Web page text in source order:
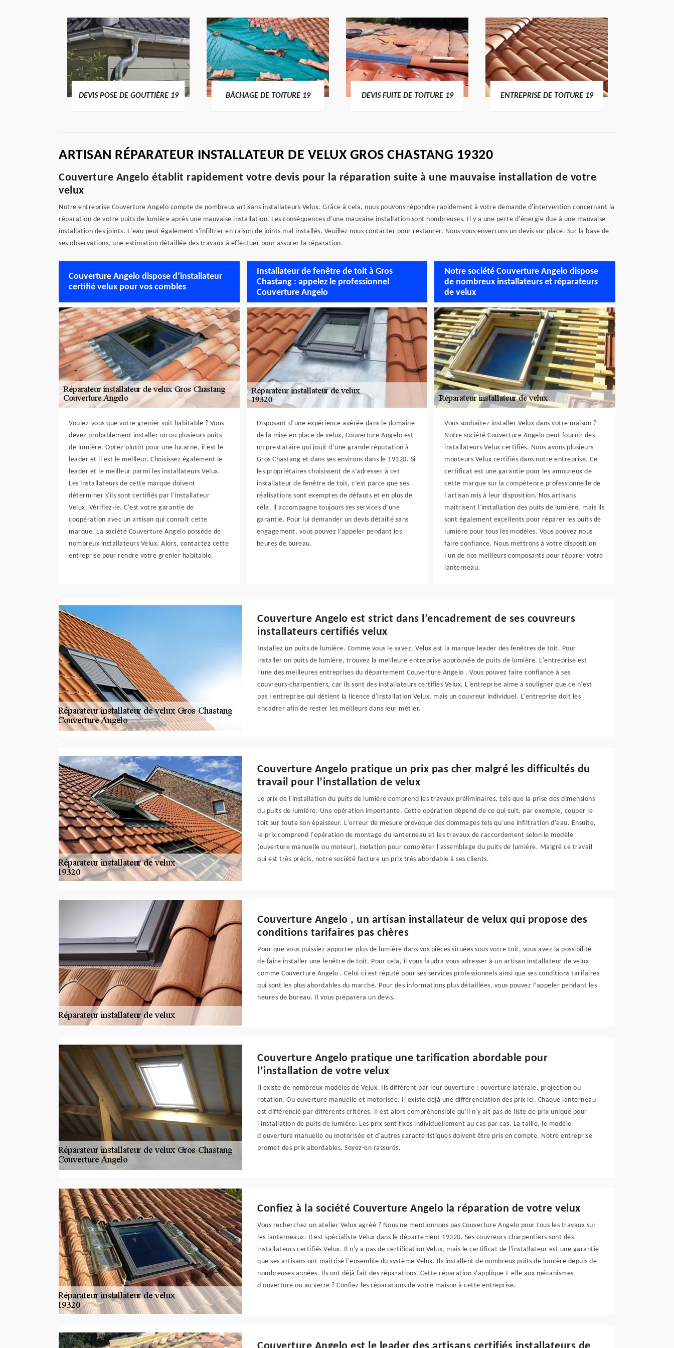
DE GOUTTIÈRE 19 BÂCHAGE DE TOITURE 19 DEVIS FUITE DE TOITURE 19 ENTREPRISE DE TOITURE 19 DEVIS TOITURE 19
ARTISAN RÉPARATEUR INSTALLATEUR DE VELUX GROS CHASTANG 19320
Couverture Angelo établit rapidement votre devis pour la réparation suite à une mauvaise installation de votre
velux
Notre entreprise Couverture Angelo compte de nombreux artisans installateurs Velux. Grâce à cela, nous pouvons répondre rapidement à votre demande d'intervention concernant la
réparation de votre puits de lumière après une mauvaise installation. Les conséquences d'une mauvaise installation sont nombreuses. Il y a une perte d'énergie due à une mauvaise
installation des joints. L'eau peut également s'infiltrer en raison de joints mal installés. Veuillez nous contacter pour restaurer. Nous vous enverrons un devis sur place. Sur la base de
ses observations, une estimation détaillée des travaux à effectuer pour assurer la réparation.
Couverture Angelo dispose d’installateur
certifié velux pour vos combles
Voulez-vous que votre grenier soit habitable ? Vous
devez probablement installer un ou plusieurs puits
de lumière. Optez plutôt pour une lucarne, il est le
leader et il est le meilleur. Choisissez également le
leader et le meilleur parmi les installateurs Velux.
Les installateurs de cette marque doivent
déterminer s'ils sont certifiés par l'installateur
Velux. Vérifiez-le. C'est votre garantie de
coopération avec un artisan qui connaît cette
marque. La société Couverture Angelo possède de
nombreux installateurs Velux. Alors, contactez cette
entreprise pour rendre votre grenier habitable.
Installateur de fenêtre de toit à Gros
Chastang : appelez le professionnel
Couverture Angelo
Disposant d’une expérience avérée dans le domaine
de la mise en place de velux, Couverture Angelo est
un prestataire qui jouit d’une grande réputation à
Gros Chastang et dans ses environs dans le 19320. Si
les propriétaires choisissent de s’adresser à cet
installateur de fenêtre de toit, c’est parce que ses
réalisations sont exemptes de défauts et en plus de
cela, il accompagne toujours ses services d’une
garantie. Pour lui demander un devis détaillé sans
engagement, vous pouvez l’appeler pendant les
heures de bureau.
Notre société Couverture Angelo dispose
de nombreux installateurs et réparateurs
de velux
Vous souhaitez installer Velux dans votre maison ?
Notre société Couverture Angelo peut fournir des
installateurs Velux certifiés. Nous avons plusieurs
monteurs Velux certifiés dans notre entreprise. Ce
certificat est une garantie pour les amoureux de
cette marque sur la compétence professionnelle de
l'artisan mis à leur disposition. Nos artisans
maîtrisent l'installation des puits de lumière, mais ils
sont également excellents pour réparer les puits de
lumière pour tous les modèles. Vous pouvez nous
faire confiance. Nous mettrons à votre disposition
l'un de nos meilleurs composants pour réparer votre
lanterneau.
Couverture Angelo est strict dans l’encadrement de ses couvreurs
installateurs certifiés velux
Installez un puits de lumière. Comme vous le savez, Velux est la marque leader des fenêtres de toit. Pour
installer un puits de lumière, trouvez la meilleure entreprise approuvée de puits de lumière. L'entreprise est
l'une des meilleures entreprises du département Couverture Angelo . Vous pouvez faire confiance à ses
couvreurs-charpentiers, car ils sont des installateurs certifiés Velux. L'entreprise aime à souligner que ce n'est
pas l'entreprise qui détient la licence d'installation Velux, mais un couvreur individuel. L'entreprise doit les
encadrer afin de rester les meilleurs dans leur métier.
Couverture Angelo pratique un prix pas cher malgré les difficultés du
travail pour l’installation de velux
Le prix de l'installation du puits de lumière comprend les travaux préliminaires, tels que la prise des dimensions
du puits de lumière. Une opération importante. Cette opération dépend de ce qui suit, par exemple, couper le
toit sur toute son épaisseur. L'erreur de mesure provoque des dommages tels qu'une infiltration d'eau. Ensuite,
le prix comprend l'opération de montage du lanterneau et les travaux de raccordement selon le modèle
(ouverture manuelle ou moteur). Isolation pour compléter l'assemblage du puits de lumière. Malgré ce travail
qui est très précis, notre société facture un prix très abordable à ses clients.
Couverture Angelo , un artisan installateur de velux qui propose des
conditions tarifaires pas chères
Pour que vous puissiez apporter plus de lumière dans vos pièces situées sous votre toit, vous avez la possibilité
de faire installer une fenêtre de toit. Pour cela, il vous faudra vous adresser à un artisan installateur de velux
comme Couverture Angelo . Celui-ci est réputé pour ses services professionnels ainsi que ses conditions tarifaires
qui sont les plus abordables du marché. Pour des informations plus détaillées, vous pouvez l’appeler pendant les
heures de bureau. Il vous préparera un devis.
Couverture Angelo pratique une tarification abordable pour
l’installation de votre velux
Il existe de nombreux modèles de Velux. Ils diffèrent par leur ouverture : ouverture latérale, projection ou
rotation. Ou ouverture manuelle et motorisée. Il existe déjà une différenciation des prix ici. Chaque lanterneau
est différencié par différents critères. Il est alors compréhensible qu'il n'y ait pas de liste de prix unique pour
l'installation de puits de lumière. Les prix sont fixés individuellement au cas par cas. La taille, le modèle
d'ouverture manuelle ou motorisée et d'autres caractéristiques doivent être pris en compte. Notre entreprise
promet des prix abordables. Soyez-en rassurés.
Confiez à la société Couverture Angelo la réparation de votre velux
Vous recherchez un atelier Velux agréé ? Nous ne mentionnons pas Couverture Angelo pour tous les travaux sur
les lanterneaux. Il est spécialiste Velux dans le département 19320. Ses couvreurs-charpentiers sont des
installateurs certifiés Velux. Il n'y a pas de certification Velux, mais le certificat de l'installateur est une garantie
que ses artisans ont maîtrisé l'ensemble du système Velux. Ils installent de nombreux puits de lumière depuis de
nombreuses années. Ils ont déjà fait des réparations. Cette réparation s'applique-t-elle aux mécanismes
d'ouverture ou au verre ? Confiez les réparations de votre maison à cette entreprise.